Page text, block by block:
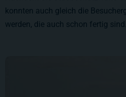
konnten auch gleich die
werden, die auch schon fertig sind.